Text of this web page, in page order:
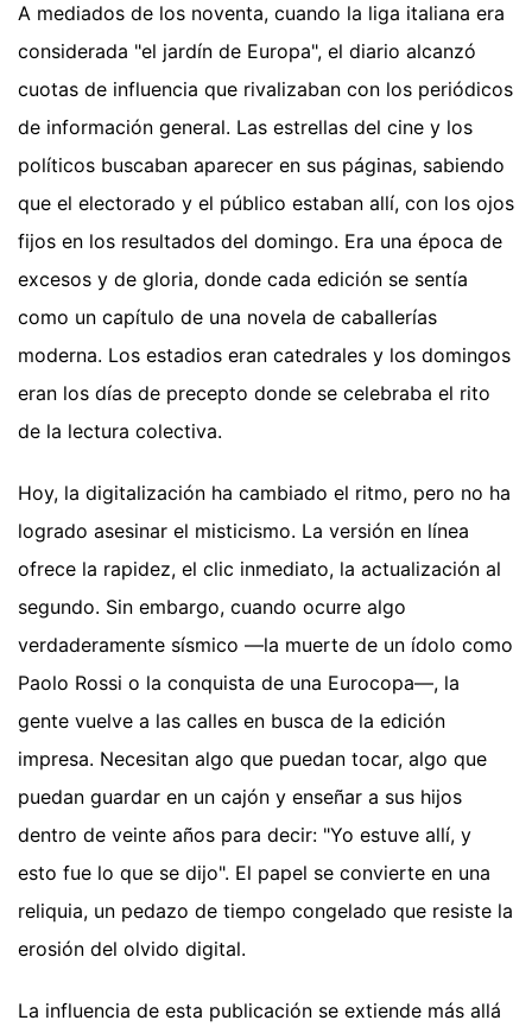
A mediados de los noventa, cuando la liga italiana era
considerada "el jardín de Europa", el diario alcanzó
cuotas de influencia que rivalizaban con los periódicos
de información general. Las estrellas del cine y los
políticos buscaban aparecer en sus páginas, sabiendo
que el electorado y el público estaban allí, con los ojos
fijos en los resultados del domingo. Era una época de
excesos y de gloria, donde cada edición se sentía
como un capítulo de una novela de caballerías
moderna. Los estadios eran catedrales y los domingos
eran los días de precepto donde se celebraba el rito
de la lectura colectiva.
Hoy, la digitalización ha cambiado el ritmo, pero no ha
logrado asesinar el misticismo. La versión en línea
ofrece la rapidez, el clic inmediato, la actualización al
segundo. Sin embargo, cuando ocurre algo
verdaderamente sísmico —la muerte de un ídolo como
Paolo Rossi o la conquista de una Eurocopa—, la
gente vuelve a las calles en busca de la edición
impresa. Necesitan algo que puedan tocar, algo que
puedan guardar en un cajón y enseñar a sus hijos
dentro de veinte años para decir: "Yo estuve allí, y
esto fue lo que se dijo". El papel se convierte en una
reliquia, un pedazo de tiempo congelado que resiste la
erosión del olvido digital.
La influencia de esta publicación se extiende más allá